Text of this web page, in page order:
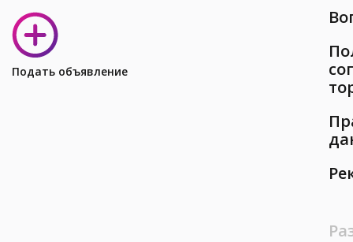
Подать объявление